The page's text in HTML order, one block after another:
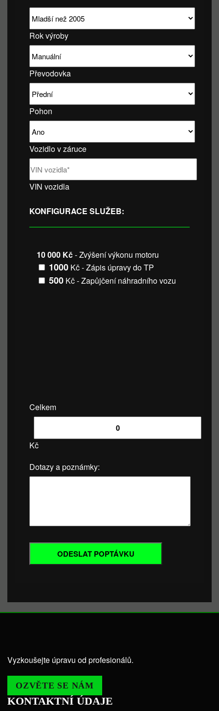
Rok výroby
Převodovka
Pohon
Vozidlo v záruce
VIN vozidla
KONFIGURACE SLUŽEB:
10 000 Kč- Zvýšení výkonu motoru
1000 Kč - Zápis úpravy do TP
500 Kč - Zapůjčení náhradního vozu
Celkem
Kč
Dotazy a poznámky:
Vyzkoušejte úpravu od profesionálů.
OZVĚTE SE NÁM
KONTAKTNÍ ÚDAJE